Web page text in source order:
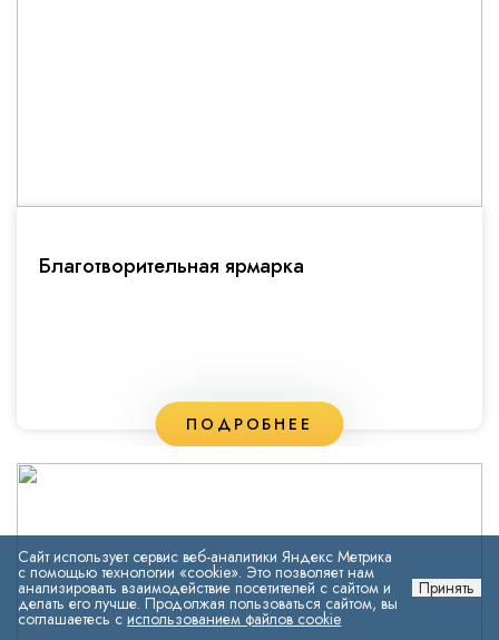
Благотворительная ярмарка
ПОДРОБНЕЕ
Сайт использует сервис веб-аналитики Яндекс Метрика
с помощью технологии «cookie». Это позволяет нам
анализировать взаимодействие посетителей с сайтом и
делать его лучше. Продолжая пользоваться сайтом, вы
соглашаетесь сиспользованием файлов cookie
Принять